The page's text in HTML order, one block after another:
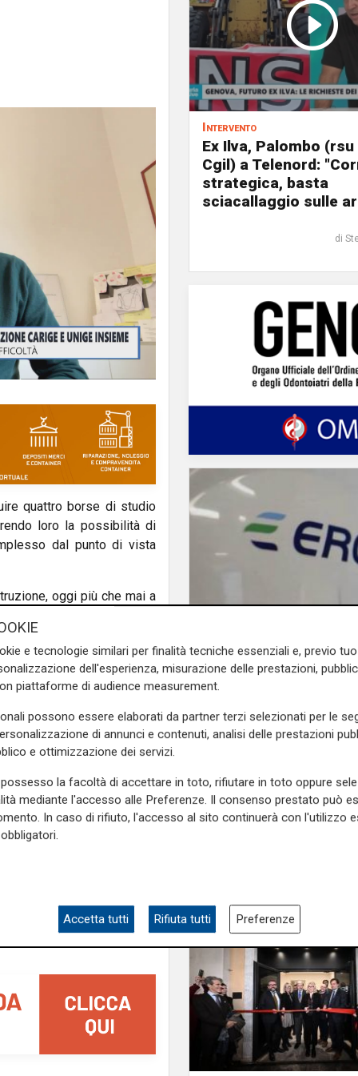
quattro borse di studio
loro la possibilità di
dal punto di vista
oggi più che mai a
guardando anche oltre i
materiale didattico, vitto e
Liguria seguiteci sul
Facebook.
Intervento
Ex Ilva, Palombo
Cgil) a Telenord:
strategica, basta
sciacallaggio sulle
di
Numeri
Erg cresce nel primo
semestre: ricavi a
aumento del 9%
e tecnologie similari per finalità tecniche essenziali e, previo
dell'esperienza, misurazione delle prestazioni,
piattaforme di audience measurement.
possono essere elaborati da partner terzi selezionati per le
di annunci e contenuti, analisi delle prestazioni
e ottimizzazione dei servizi.
la facoltà di accettare in toto, rifiutare in toto oppure
mediante l'accesso alle Preferenze. Il consenso prestato può
In caso di rifiuto, l'accesso al sito continuerà con l'utilizzo
Accetta tutti Rifiuta tutti Preferenze